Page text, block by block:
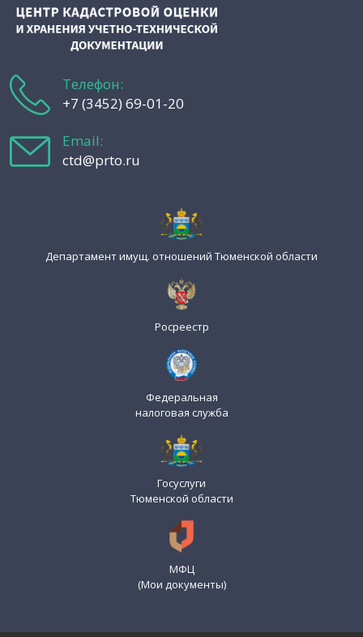
Телефон:
+7 (3452) 69-01-20
Email:
ctd@prto.ru
Департамент имущ. отношений Тюменской области
Росреестр
Федеральная
налоговая служба
Госуслуги
Тюменской области
МФЦ
(Мои документы)